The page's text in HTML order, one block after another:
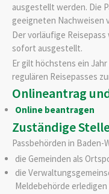
ausgestellt werden. Die
geeigneten Nachweisen
Der vorläufige
sofort ausgestellt.
Er gilt höchstens ein
regulären Reisepasses
Onlineantrag
Online beantragen
Zuständige
Passbehörden in Baden-
die Gemeinden als
die
Meldebehörde